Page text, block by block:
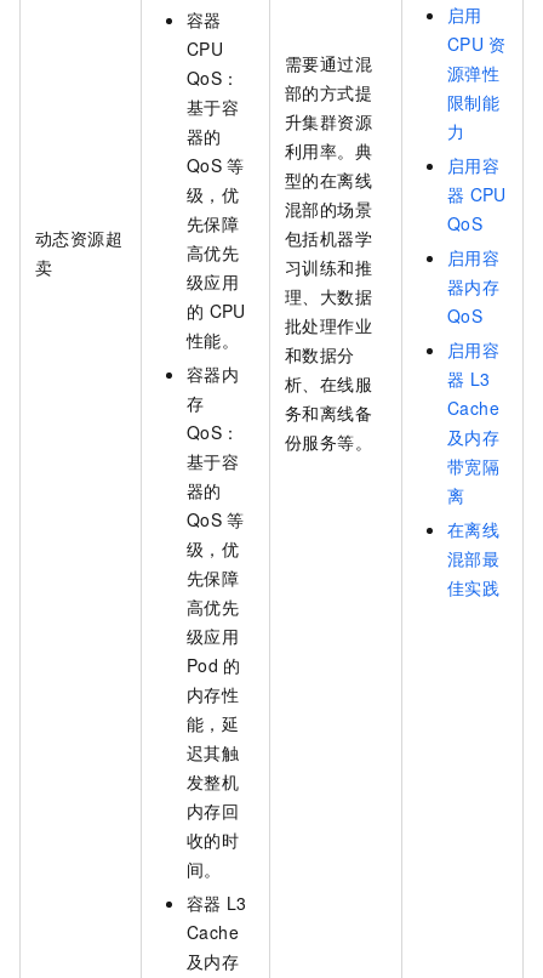
动态资源超
卖
容器
CPU
QoS：
基于容
器的
QoS 等
级，优
先保障
高优先
级应用
的 CPU
性能。
容器内
存
QoS：
基于容
器的
QoS 等
级，优
先保障
高优先
级应用
Pod 的
内存性
能，延
迟其触
发整机
内存回
收的时
间。
容器 L3
Cache
及内存
需要通过混
部的方式提
升集群资源
利用率。典
型的在离线
混部的场景
包括机器学
习训练和推
理、大数据
批处理作业
和数据分
析、在线服
务和离线备
份服务等。
启用
CPU 资
源弹性
限制能
力
启用容
器 CPU
QoS
启用容
器内存
QoS
启用容
器 L3
Cache
及内存
带宽隔
离
在离线
混部最
佳实践